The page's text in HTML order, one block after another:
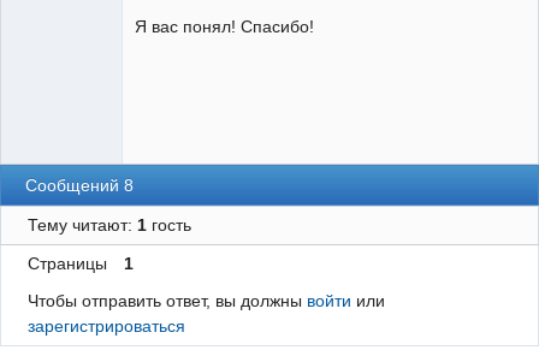
Я вас понял! Спасибо!
Сообщений 8
Тему читают: 1гость
Страницы
1
Чтобы отправить ответ, вы должны войти или
зарегистрироваться